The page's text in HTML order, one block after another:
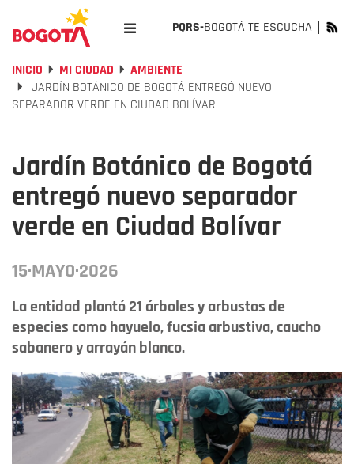
PQRS-BOGOTÁ TE ESCUCHA
INICIO MI CIUDAD
AMBIENTE
JARDÍN BOTÁNICO DE BOGOTÁ ENTREGÓ NUEVO
SEPARADOR VERDE EN CIUDAD BOLÍVAR
Jardín Botánico de Bogotá
entregó nuevo separador
verde en Ciudad Bolívar
15·MAYO·2026
La entidad plantó 21 árboles y arbustos de
especies como hayuelo, fucsia arbustiva, caucho
sabanero y arrayán blanco.